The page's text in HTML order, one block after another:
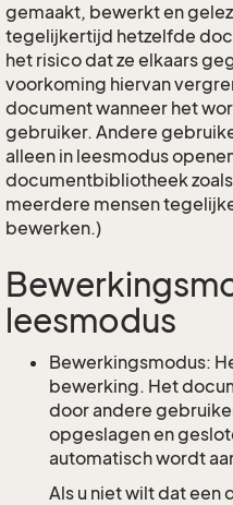
gemaakt, bewerkt en
tegelijkertijd hetzelfde
het risico dat ze elkaars
voorkoming hiervan
document wanneer het
gebruiker. Andere
alleen in leesmodus
documentbibliotheek
meerdere mensen
bewerken.)
leesmodus
Bewerkingsmodus:
bewerking. Het
door andere
opgeslagen en
automatisch wordt
Als u niet wilt dat